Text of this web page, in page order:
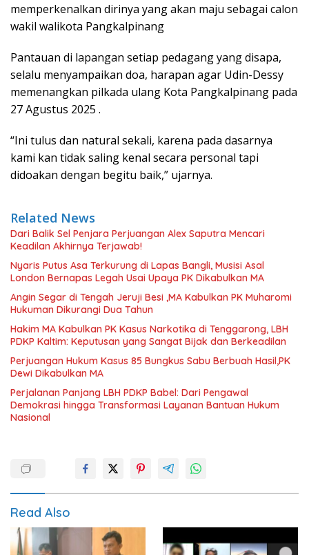
memperkenalkan dirinya yang akan maju sebagai calon
wakil walikota Pangkalpinang
Pantauan di lapangan setiap pedagang yang disapa,
selalu menyampaikan doa, harapan agar Udin-Dessy
memenangkan pilkada ulang Kota Pangkalpinang pada
27 Agustus 2025 .
“Ini tulus dan natural sekali, karena pada dasarnya
kami kan tidak saling kenal secara personal tapi
didoakan dengan begitu baik,” ujarnya.
Related News
Dari Balik Sel Penjara Perjuangan Alex Saputra Mencari
Keadilan Akhirnya Terjawab!
Nyaris Putus Asa Terkurung di Lapas Bangli, Musisi Asal
London Bernapas Legah Usai Upaya PK Dikabulkan MA
Angin Segar di Tengah Jeruji Besi ,MA Kabulkan PK Muharomi
Hukuman Dikurangi Dua Tahun
Hakim MA Kabulkan PK Kasus Narkotika di Tenggarong, LBH
PDKP Kaltim: Keputusan yang Sangat Bijak dan Berkeadilan
Perjuangan Hukum Kasus 85 Bungkus Sabu Berbuah Hasil,PK
Dewi Dikabulkan MA
Perjalanan Panjang LBH PDKP Babel: Dari Pengawal
Demokrasi hingga Transformasi Layanan Bantuan Hukum
Nasional
Read Also